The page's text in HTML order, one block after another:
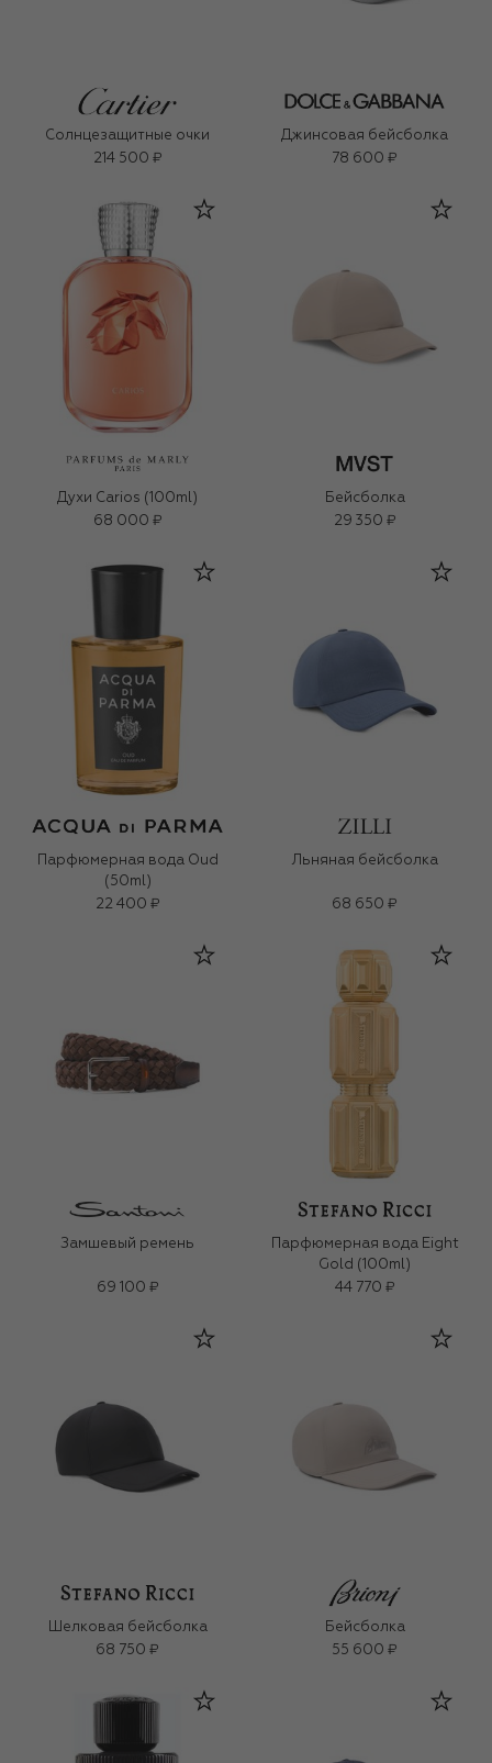
Солнцезащитные очки
214 500 ₽
Джинсовая бейсболка
78 600 ₽
Духи Carios (100ml)
68 000 ₽
Бейсболка
29 350 ₽
Парфюмерная вода Oud
(50ml)
22 400 ₽
Льняная бейсболка
68 650 ₽
Замшевый ремень
69 100 ₽
Парфюмерная вода Eight
Gold (100ml)
44 770 ₽
Шелковая бейсболка
68 750 ₽
Бейсболка
55 600 ₽